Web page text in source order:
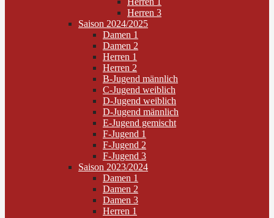
Herren 3
Saison 2024/2025
Damen 1
Damen 2
Herren 1
Herren 2
B-Jugend männlich
C-Jugend weiblich
D-Jugend weiblich
D-Jugend männlich
E-Jugend gemischt
F-Jugend 1
F-Jugend 2
F-Jugend 3
Saison 2023/2024
Damen 1
Damen 2
Damen 3
Herren 1